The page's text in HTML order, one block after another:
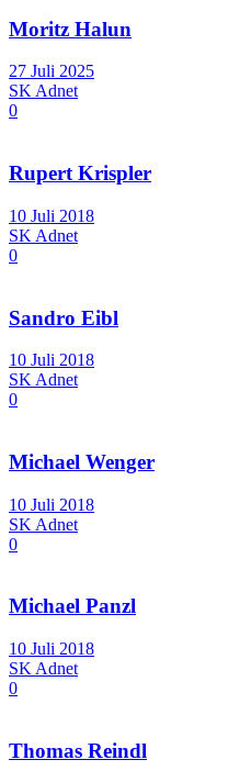
Moritz Halun
27 Juli 2025
SK Adnet
0
Rupert Krispler
10 Juli 2018
SK Adnet
0
Sandro Eibl
10 Juli 2018
SK Adnet
0
Michael Wenger
10 Juli 2018
SK Adnet
0
Michael Panzl
10 Juli 2018
SK Adnet
0
Thomas Reindl